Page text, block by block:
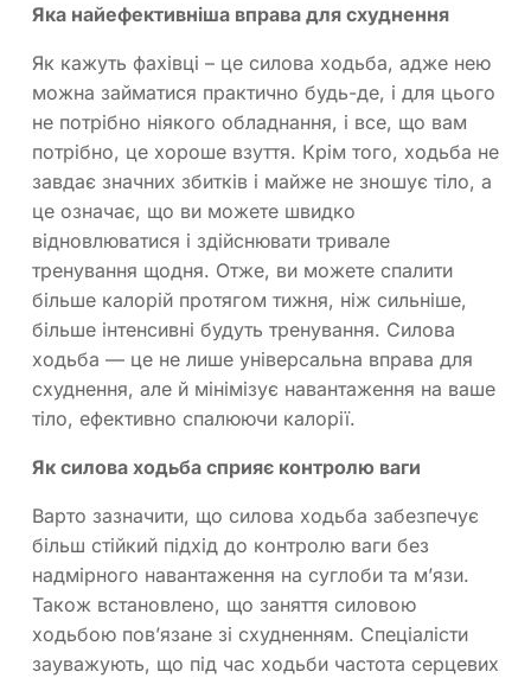
Яка найефективніша вправа для схуднення
Як кажуть фахівці – це силова ходьба, адже нею
можна займатися практично будь-де, і для цього
не потрібно ніякого обладнання, і все, що вам
потрібно, це хороше взуття. Крім того, ходьба не
завдає значних збитків і майже не зношує тіло, а
це означає, що ви можете швидко
відновлюватися і здійснювати тривале
тренування щодня. Отже, ви можете спалити
більше калорій протягом тижня, ніж сильніше,
більше інтенсивні будуть тренування. Силова
ходьба — це не лише універсальна вправа для
схуднення, але й мінімізує навантаження на ваше
тіло, ефективно спалюючи калорії.
Як силова ходьба сприяє контролю ваги
Варто зазначити, що силова ходьба забезпечує
більш стійкий підхід до контролю ваги без
надмірного навантаження на суглоби та м’язи.
Також встановлено, що заняття силовою
ходьбою пов’язане зі схудненням. Спеціалісти
зауважують, що під час ходьби частота серцевих